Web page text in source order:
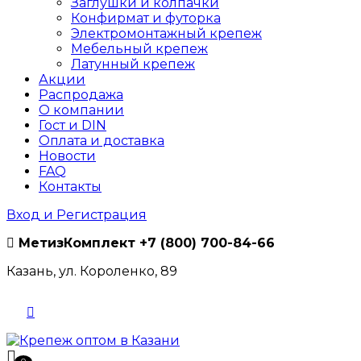
Конфирмат и футорка
Электромонтажный крепеж
Мебельный крепеж
Латунный крепеж
Акции
Распродажа
О компании
Гост и DIN
Оплата и доставка
Новости
FAQ
Контакты
Вход и Регистрация
МетизКомплект +7 (800) 700-84-66
Казань, ул. Короленко, 89